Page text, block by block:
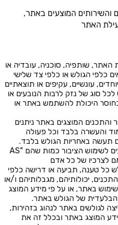
והשירותים המוצעים באתר,
האתר
שותפיה, סוכניה, עובדיה או
כלפי הגולש או כלפי צד שלישי
עונשיים, עקיפים או תוצאתיים
סוג של נזק לרבות הנובעים או
היכולת להשתמש באתר או
והתכנים המוצגים באתר ניתנים
והעשרה בלבד וכל פעולה
תעשה באחריות הגולש בלבד.
התכנים באתר מוצעים לשימוש הציבור כמות שהם "AS
כל טענה, תביעה או דרישה כלפי
יכולותיהם, מגבלותיהם ו/או
באתר, או על פי מידע המוצג
הבלעדית של הגולש באתר.
לגולשים באתר לנהוג בזהירות,
המוצג באתר ובכלל זה את